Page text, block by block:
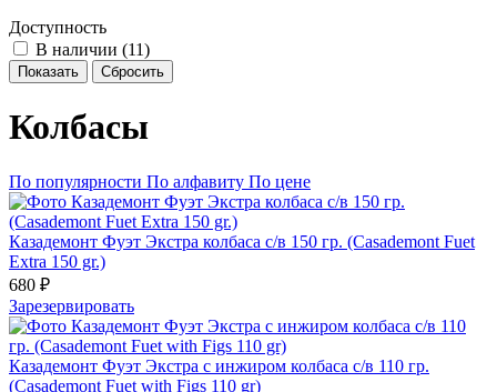
Доступность
В наличии (11)
Показать Сбросить
Колбасы
По популярности По алфавиту По цене
Казадемонт Фуэт Экстра колбаса с/в 150 гр. (Casademont Fuet
Extra 150 gr.)
680 ₽
Зарезервировать
Казадемонт Фуэт Экстра с инжиром колбаса с/в 110 гр.
(Casademont Fuet with Figs 110 gr)